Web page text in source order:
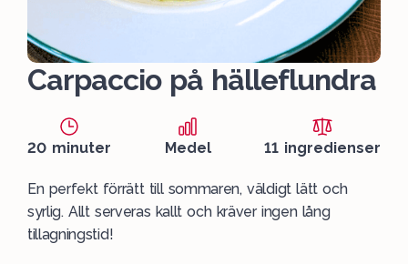
Carpaccio på hälleflundra
20 minuter Medel 11 ingredienser
En perfekt förrätt till sommaren, väldigt lätt och
syrlig. Allt serveras kallt och kräver ingen lång
tillagningstid!